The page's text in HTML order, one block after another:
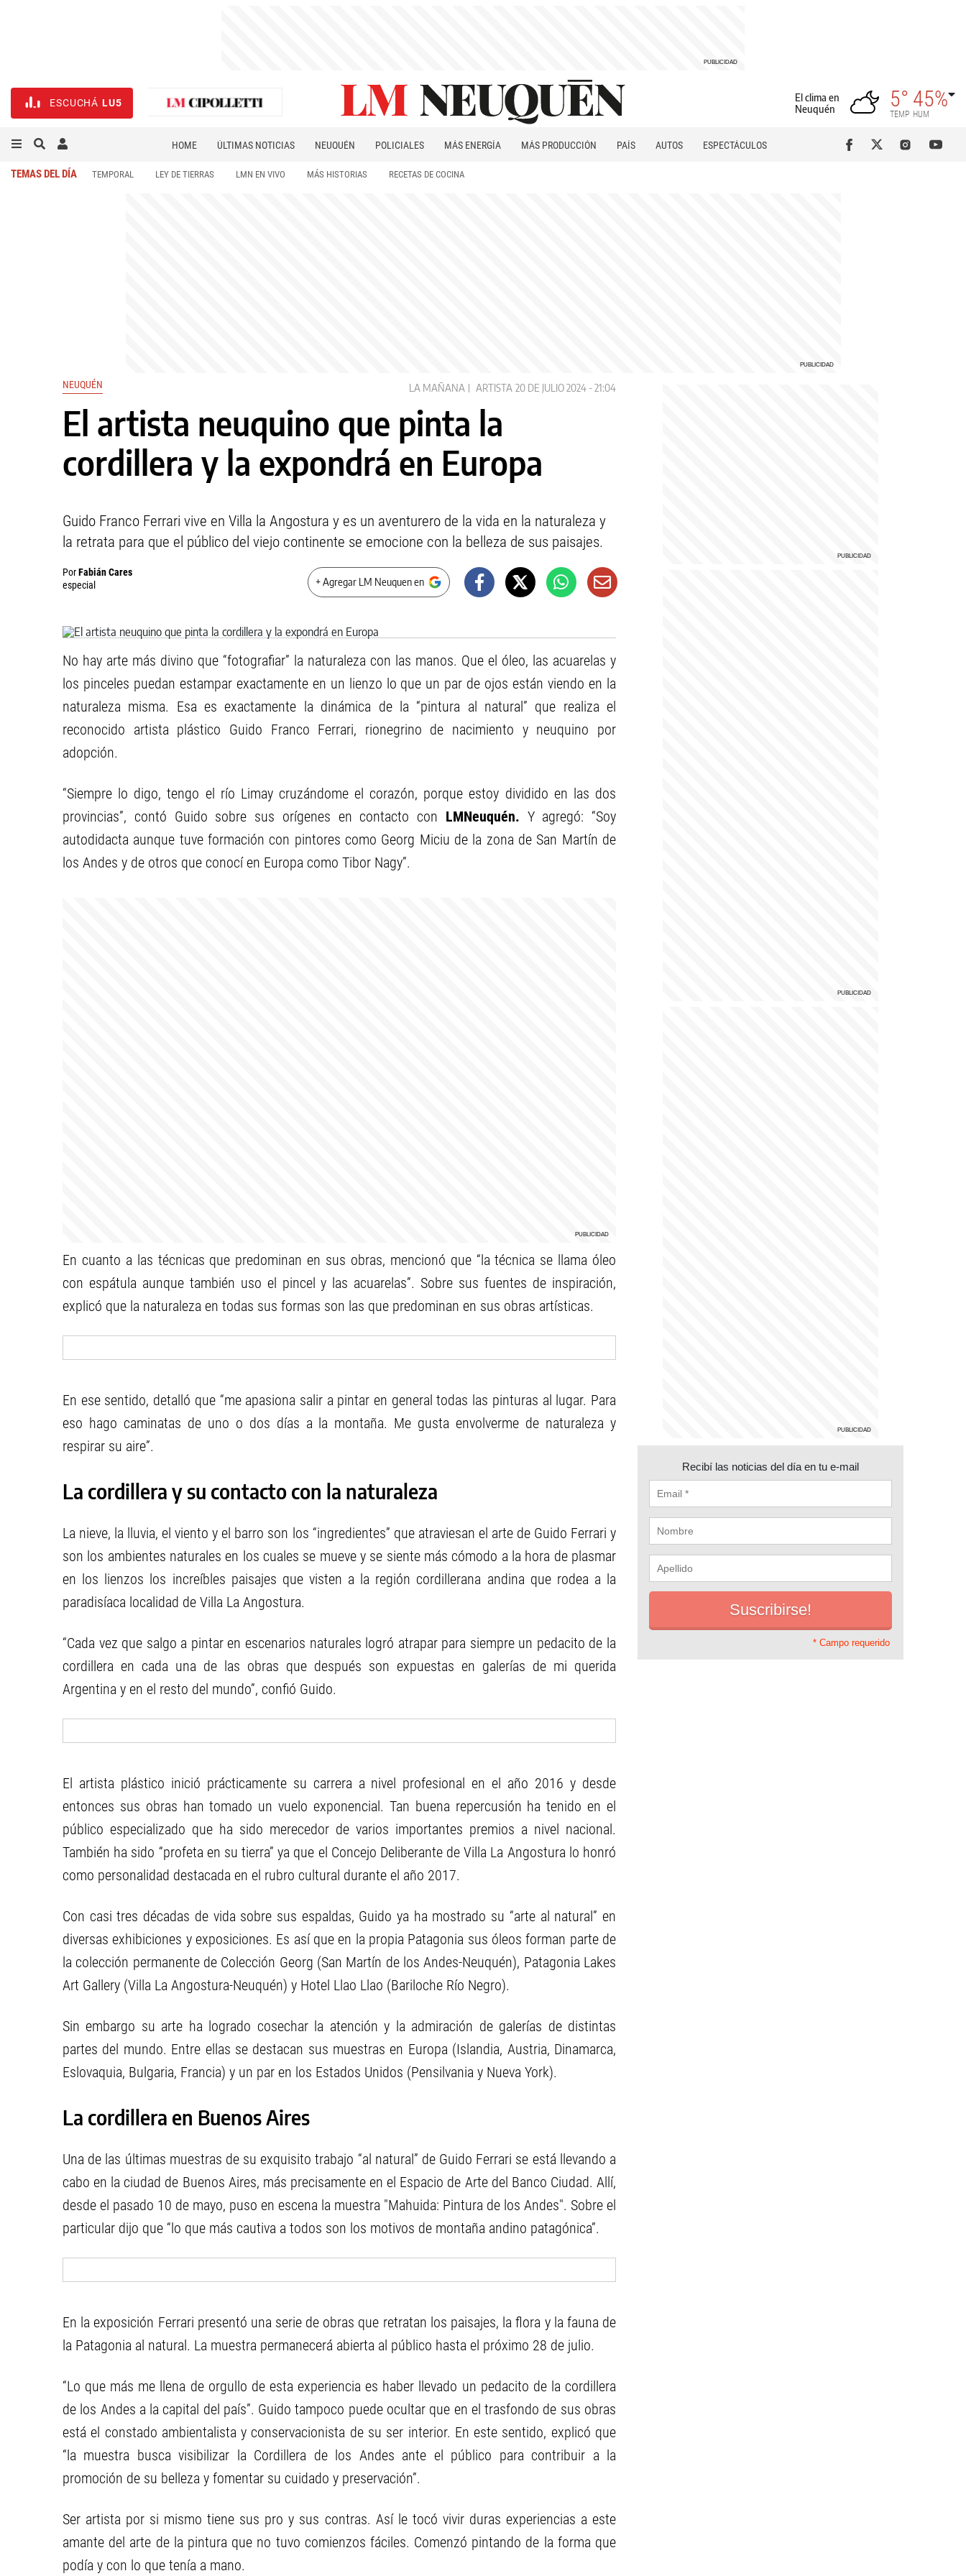
ESCUCHÁ LU5
El clima en
Neuquén
5°
TEMP
45%
HUM
HOME ÚLTIMAS NOTICIAS NEUQUÉN POLICIALES MÁS ENERGÍA MÁS PRODUCCIÓN PAÍS AUTOS
ESPECTÁCULOS
TEMAS DEL DÍA TEMPORAL LEY DE TIERRAS LMN EN VIVO MÁS HISTORIAS RECETAS DE COCINA
NEUQUÉN LA MAÑANA ARTISTA 20 DE JULIO 2024 - 21:04
El artista neuquino que pinta la
cordillera y la expondrá en Europa
Guido Franco Ferrari vive en Villa la Angostura y es un aventurero de la vida en la naturaleza y
la retrata para que el público del viejo continente se emocione con la belleza de sus paisajes.
PorFabián Cares
especial
+ Agregar LM Neuquen en
No hay arte más divino que “fotografiar” la naturaleza con las manos. Que el óleo, las acuarelas y
los pinceles puedan estampar exactamente en un lienzo lo que un par de ojos están viendo en la
naturaleza misma. Esa es exactamente la dinámica de la “pintura al natural” que realiza el
reconocido artista plástico Guido Franco Ferrari, rionegrino de nacimiento y neuquino por
adopción.
“Siempre lo digo, tengo el río Limay cruzándome el corazón, porque estoy dividido en las dos
provincias”, contó Guido sobre sus orígenes en contacto con LMNeuquén. Y agregó: “Soy
autodidacta aunque tuve formación con pintores como Georg Miciu de la zona de San Martín de
los Andes y de otros que conocí en Europa como Tibor Nagy”.
En cuanto a las técnicas que predominan en sus obras, mencionó que “la técnica se llama óleo
con espátula aunque también uso el pincel y las acuarelas”. Sobre sus fuentes de inspiración,
explicó que la naturaleza en todas sus formas son las que predominan en sus obras artísticas.
En ese sentido, detalló que “me apasiona salir a pintar en general todas las pinturas al lugar. Para
eso hago caminatas de uno o dos días a la montaña. Me gusta envolverme de naturaleza y
respirar su aire”.
La cordillera y su contacto con la naturaleza
La nieve, la lluvia, el viento y el barro son los “ingredientes” que atraviesan el arte de Guido Ferrari y
son los ambientes naturales en los cuales se mueve y se siente más cómodo a la hora de plasmar
en los lienzos los increíbles paisajes que visten a la región cordillerana andina que rodea a la
paradisíaca localidad de Villa La Angostura.
“Cada vez que salgo a pintar en escenarios naturales logró atrapar para siempre un pedacito de la
cordillera en cada una de las obras que después son expuestas en galerías de mi querida
Argentina y en el resto del mundo”, confió Guido.
El artista plástico inició prácticamente su carrera a nivel profesional en el año 2016 y desde
entonces sus obras han tomado un vuelo exponencial. Tan buena repercusión ha tenido en el
público especializado que ha sido merecedor de varios importantes premios a nivel nacional.
También ha sido “profeta en su tierra” ya que el Concejo Deliberante de Villa La Angostura lo honró
como personalidad destacada en el rubro cultural durante el año 2017.
Con casi tres décadas de vida sobre sus espaldas, Guido ya ha mostrado su “arte al natural” en
diversas exhibiciones y exposiciones. Es así que en la propia Patagonia sus óleos forman parte de
la colección permanente de Colección Georg (San Martín de los Andes-Neuquén), Patagonia Lakes
Art Gallery (Villa La Angostura-Neuquén) y Hotel Llao Llao (Bariloche Río Negro).
Sin embargo su arte ha logrado cosechar la atención y la admiración de galerías de distintas
partes del mundo. Entre ellas se destacan sus muestras en Europa (Islandia, Austria, Dinamarca,
Eslovaquia, Bulgaria, Francia) y un par en los Estados Unidos (Pensilvania y Nueva York).
La cordillera en Buenos Aires
Una de las últimas muestras de su exquisito trabajo “al natural” de Guido Ferrari se está llevando a
cabo en la ciudad de Buenos Aires, más precisamente en el Espacio de Arte del Banco Ciudad. Allí,
desde el pasado 10 de mayo, puso en escena la muestra "Mahuida: Pintura de los Andes". Sobre el
particular dijo que “lo que más cautiva a todos son los motivos de montaña andino patagónica”.
En la exposición Ferrari presentó una serie de obras que retratan los paisajes, la flora y la fauna de
la Patagonia al natural. La muestra permanecerá abierta al público hasta el próximo 28 de julio.
“Lo que más me llena de orgullo de esta experiencia es haber llevado un pedacito de la cordillera
de los Andes a la capital del país”. Guido tampoco puede ocultar que en el trasfondo de sus obras
está el constado ambientalista y conservacionista de su ser interior. En este sentido, explicó que
“la muestra busca visibilizar la Cordillera de los Andes ante el público para contribuir a la
promoción de su belleza y fomentar su cuidado y preservación”.
Ser artista por si mismo tiene sus pro y sus contras. Así le tocó vivir duras experiencias a este
amante del arte de la pintura que no tuvo comienzos fáciles. Comenzó pintando de la forma que
podía y con lo que tenía a mano.
Recibí las noticias del día en tu e-mail
* Campo requerido